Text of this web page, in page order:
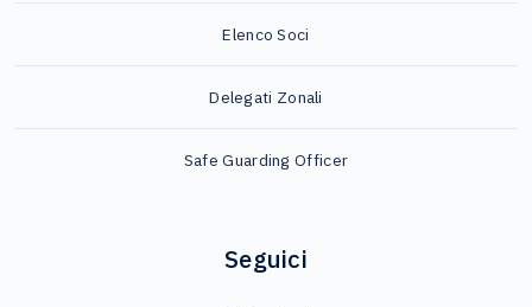
Elenco Soci
Delegati Zonali
Safe Guarding Officer
Seguici